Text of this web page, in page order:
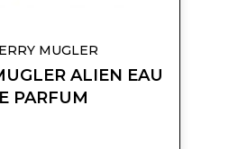
MUGLER
ALIEN EAU
PARFUM